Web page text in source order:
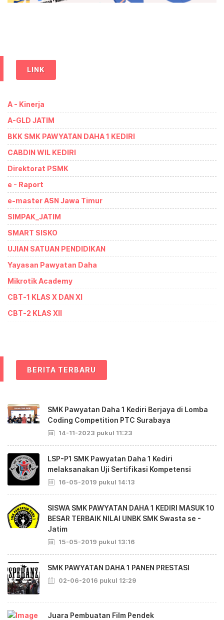
LINK
A - Kinerja
A-GLD JATIM
BKK SMK PAWYATAN DAHA 1 KEDIRI
CABDIN WIL KEDIRI
Direktorat PSMK
e - Raport
e-master ASN Jawa Timur
SIMPAK_JATIM
SMART SISKO
UJIAN SATUAN PENDIDIKAN
Yayasan Pawyatan Daha
Mikrotik Academy
CBT-1 KLAS X DAN XI
CBT-2 KLAS XII
BERITA TERBARU
SMK Pawyatan Daha 1 Kediri Berjaya di Lomba
Coding Competition PTC Surabaya
14-11-2023 pukul 11:23
LSP-P1 SMK Pawyatan Daha 1 Kediri
melaksanakan Uji Sertifikasi Kompetensi
16-05-2019 pukul 14:13
SISWA SMK PAWYATAN DAHA 1 KEDIRI MASUK 10
BESAR TERBAIK NILAI UNBK SMK Swasta se -
Jatim
15-05-2019 pukul 13:16
SMK PAWYATAN DAHA 1 PANEN PRESTASI
02-06-2016 pukul 12:29
Juara Pembuatan Film Pendek